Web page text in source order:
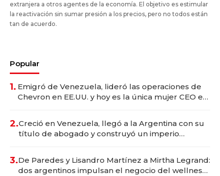
extranjera a otros agentes de la economía. El objetivo es estimular
la reactivación sin sumar presión a los precios, pero no todos están
tan de acuerdo.
Popular
1. Emigró de Venezuela, lideró las operaciones de
Chevron en EE.UU. y hoy es la única mujer CEO en
2.Creció en Venezuela, llegó a la Argentina con su
título de abogado y construyó un imperio
3.De Paredes y Lisandro Martínez a Mirtha Legrand:
dos argentinos impulsan el negocio del wellness